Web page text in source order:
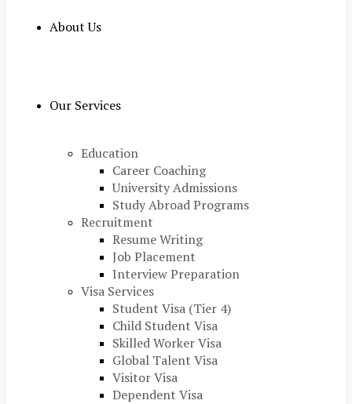
About Us
Our Services
Education
Career Coaching
University Admissions
Study Abroad Programs
Recruitment
Resume Writing
Job Placement
Interview Preparation
Visa Services
Student Visa (Tier 4)
Child Student Visa
Skilled Worker Visa
Global Talent Visa
Visitor Visa
Dependent Visa